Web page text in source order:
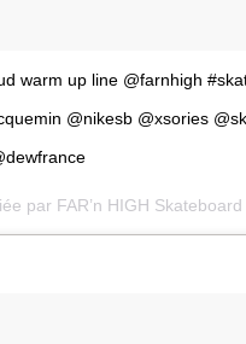
warm up line @farnhigh
@nikesb @xsories